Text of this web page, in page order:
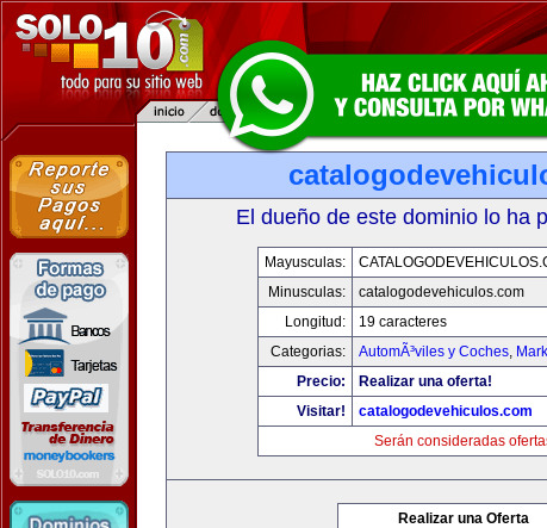
El dueño de este dominio lo ha
Mayusculas:
Minusculas:
catalogodevehiculos.com
Longitud:
19 caracteres
Categorias:
AutomÃ³viles y Coches,
Precio:
Realizar una oferta!
Visitar!
catalogodevehiculos.com
Serán consideradas
Realizar una Oferta